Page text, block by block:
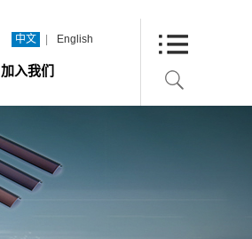
中文 English
加入我们